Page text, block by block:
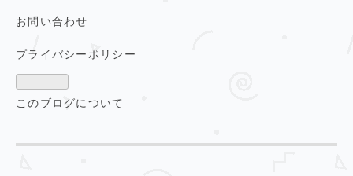
お問い合わせ
プライバシーポリシー
このブログについて